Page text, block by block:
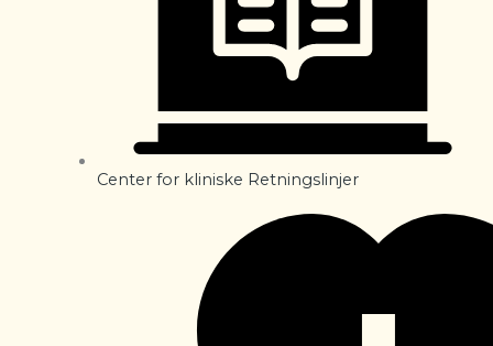
Center for kliniske Retningslinjer